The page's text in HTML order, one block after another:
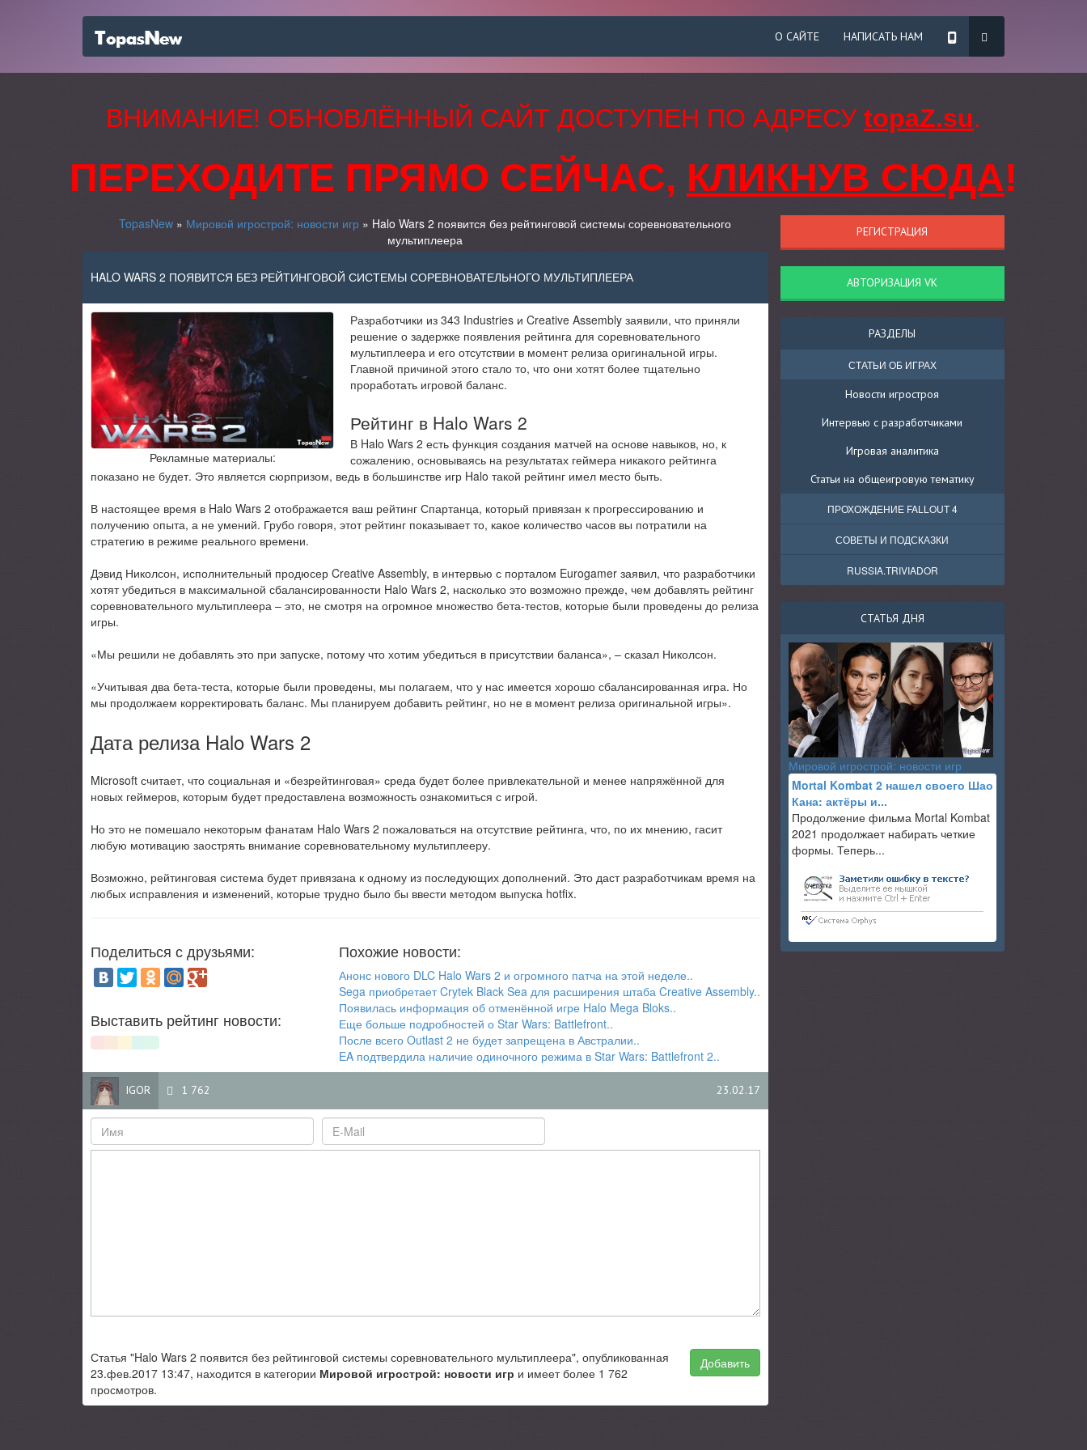
О САЙТЕ НАПИСАТЬ НАМ
ВНИМАНИЕ! ОБНОВЛЁННЫЙ САЙТ ДОСТУПЕН ПО АДРЕСУ topaZ.su.
ПЕРЕХОДИТЕ ПРЯМО СЕЙЧАС, КЛИКНУВ СЮДА!
TopasNew » Мировой игрострой: новости игр » Halo Wars 2 появится без рейтинговой системы соревновательного
мультиплеера
HALO WARS 2 ПОЯВИТСЯ БЕЗ РЕЙТИНГОВОЙ СИСТЕМЫ СОРЕВНОВАТЕЛЬНОГО МУЛЬТИПЛЕЕРА
Рекламные материалы:
Разработчики из 343 Industries и Creative Assembly заявили, что приняли
решение о задержке появления рейтинга для соревновательного
мультиплеера и его отсутствии в момент релиза оригинальной игры.
Главной причиной этого стало то, что они хотят более тщательно
проработать игровой баланс.
Рейтинг в Halo Wars 2
В Halo Wars 2 есть функция создания матчей на основе навыков, но, к
сожалению, основываясь на результатах геймера никакого рейтинга
показано не будет. Это является сюрпризом, ведь в большинстве игр Halo такой рейтинг имел место быть.
В настоящее время в Halo Wars 2 отображается ваш рейтинг Спартанца, который привязан к прогрессированию и
получению опыта, а не умений. Грубо говоря, этот рейтинг показывает то, какое количество часов вы потратили на
стратегию в режиме реального времени.
Дэвид Николсон, исполнительный продюсер Creative Assembly, в интервью с порталом Eurogamer заявил, что разработчики
хотят убедиться в максимальной сбалансированности Halo Wars 2, насколько это возможно прежде, чем добавлять рейтинг
соревновательного мультиплеера – это, не смотря на огромное множество бета-тестов, которые были проведены до релиза
игры.
«Мы решили не добавлять это при запуске, потому что хотим убедиться в присутствии баланса», – сказал Николсон.
«Учитывая два бета-теста, которые были проведены, мы полагаем, что у нас имеется хорошо сбалансированная игра. Но
мы продолжаем корректировать баланс. Мы планируем добавить рейтинг, но не в момент релиза оригинальной игры».
Дата релиза Halo Wars 2
Microsoft считает, что социальная и «безрейтинговая» среда будет более привлекательной и менее напряжённой для
новых геймеров, которым будет предоставлена возможность ознакомиться с игрой.
Но это не помешало некоторым фанатам Halo Wars 2 пожаловаться на отсутствие рейтинга, что, по их мнению, гасит
любую мотивацию заострять внимание соревновательному мультиплееру.
Возможно, рейтинговая система будет привязана к одному из последующих дополнений. Это даст разработчикам время на
любых исправления и изменений, которые трудно было бы ввести методом выпуска hotfix.
Поделиться с друзьями:
Выставить рейтинг новости:
Похожие новости:
Анонс нового DLC Halo Wars 2 и огромного патча на этой неделе..
Sega приобретает Crytek Black Sea для расширения штаба Creative Assembly..
Появилась информация об отменённой игре Halo Mega Bloks..
Еще больше подробностей о Star Wars: Battlefront..
После всего Outlast 2 не будет запрещена в Австралии..
EA подтвердила наличие одиночного режима в Star Wars: Battlefront 2..
IGOR 1 762 23.02.17
Добавить
Статья "Halo Wars 2 появится без рейтинговой системы соревновательного мультиплеера", опубликованная
23.фев.2017 13:47, находится в категории Мировой игрострой: новости игр и имеет более 1 762
просмотров.
РЕГИСТРАЦИЯ
АВТОРИЗАЦИЯ VK
РАЗДЕЛЫ
СТАТЬИ ОБ ИГРАХ
Новости игростроя
Интервью с разработчиками
Игровая аналитика
Статьи на общеигровую тематику
ПРОХОЖДЕНИЕ FALLOUT 4
СОВЕТЫ И ПОДСКАЗКИ
RUSSIA.TRIVIADOR
СТАТЬЯ ДНЯ
Мировой игрострой: новости игр
Mortal Kombat 2 нашел своего Шао
Кана: актёры и...
Продолжение фильма Mortal Kombat
2021 продолжает набирать четкие
формы. Теперь...